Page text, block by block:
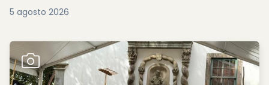
5 agosto 2026